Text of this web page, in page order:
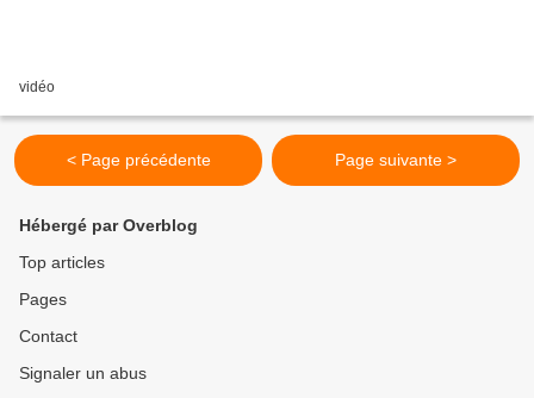
vidéo
< Page précédente Page suivante >
Hébergé par Overblog
Top articles
Pages
Contact
Signaler un abus